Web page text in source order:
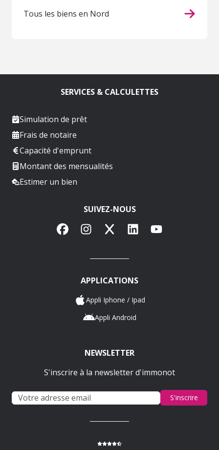
Tous les biens en Nord
SERVICES & CALCULETTES
Simulation de prêt
Frais de notaire
Capacité d'emprunt
Montant des mensualités
Estimer un bien
SUIVEZ-NOUS
FacebookInstagram
X LinkedInYouTube
APPLICATIONS
Appli Iphone / Ipad
Appli Android
NEWSLETTER
S'inscrire à la newsletter d'immonot
S'inscrire